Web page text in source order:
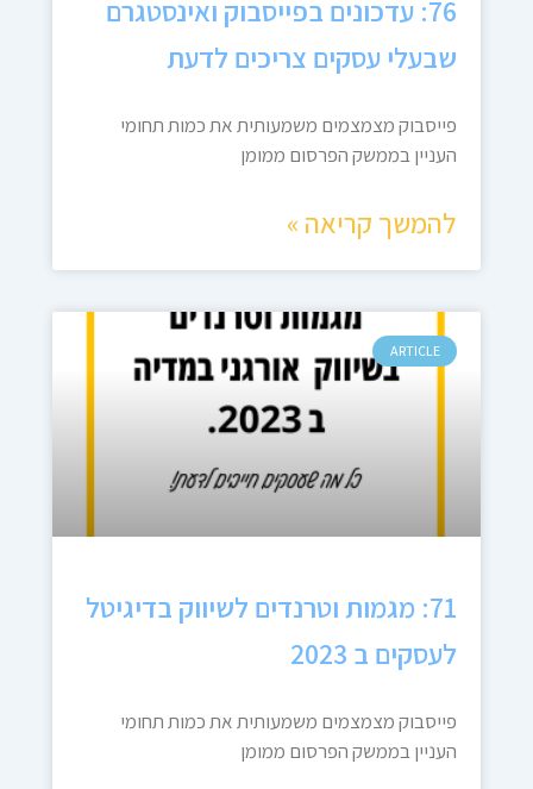
76: עדכונים בפייסבוק ואינסטגרם
שבעלי עסקים צריכים לדעת
פייסבוק מצמצמים משמעותית את כמות תחומי
העניין בממשק הפרסום ממומן
להמשך קריאה »
ARTICLE
71: מגמות וטרנדים לשיווק בדיגיטל
לעסקים ב 2023
פייסבוק מצמצמים משמעותית את כמות תחומי
העניין בממשק הפרסום ממומן